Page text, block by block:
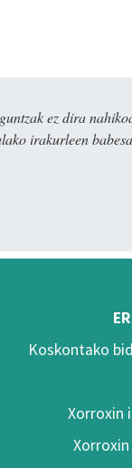
ez dira
irakurleen
Koskontako
Xorroxin